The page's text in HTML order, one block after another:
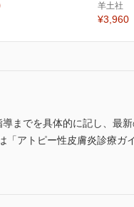
羊土社
¥3,960
までを具体的に記し、最
アトピー性皮膚炎診療